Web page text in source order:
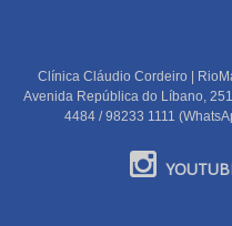
Clínica Cláudio Cordeiro |
Avenida República do Líbano,
4484 / 98233 1111